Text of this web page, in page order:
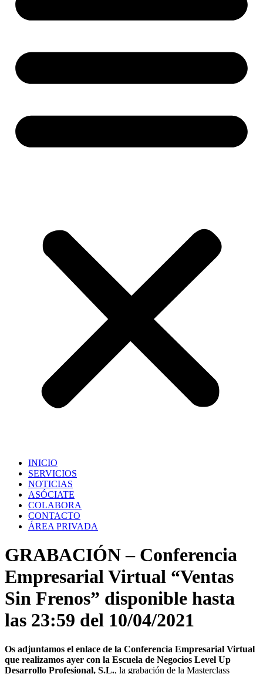
INICIO
SERVICIOS
NOTICIAS
ASÓCIATE
COLABORA
CONTACTO
ÁREA PRIVADA
GRABACIÓN – Conferencia
Empresarial Virtual “Ventas
Sin Frenos” disponible hasta
las 23:59 del 10/04/2021
Os adjuntamos el enlace de la Conferencia Empresarial Virtual
que realizamos ayer con la Escuela de Negocios Level Up
Desarrollo Profesional, S.L., la grabación de la Masterclass